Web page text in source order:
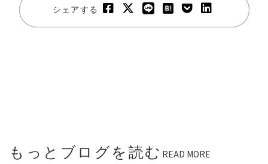
シェアする
もっとブログを読む READ MORE